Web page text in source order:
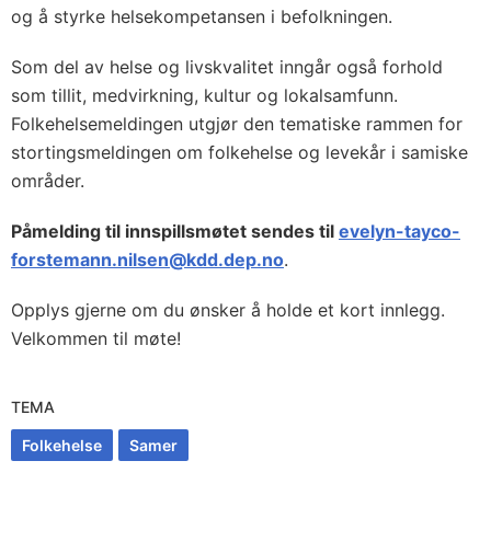
og å styrke helsekompetansen i befolkningen.
Som del av helse og livskvalitet inngår også forhold
som tillit, medvirkning, kultur og lokalsamfunn.
Folkehelsemeldingen utgjør den tematiske rammen for
stortingsmeldingen om folkehelse og levekår i samiske
områder.
Påmelding til innspillsmøtet sendes til evelyn-tayco-
forstemann.nilsen@kdd.dep.no.
Opplys gjerne om du ønsker å holde et kort innlegg.
Velkommen til møte!
TEMA
Folkehelse Samer